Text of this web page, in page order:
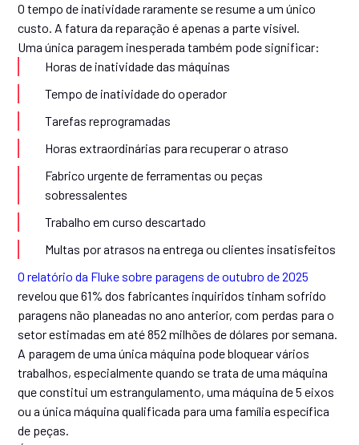
O tempo de inatividade raramente se resume a um único
custo. A fatura da reparação é apenas a parte visível.
Uma única paragem inesperada também pode significar:
Horas de inatividade das máquinas
Tempo de inatividade do operador
Tarefas reprogramadas
Horas extraordinárias para recuperar o atraso
Fabrico urgente de ferramentas ou peças
sobressalentes
Trabalho em curso descartado
Multas por atrasos na entrega ou clientes insatisfeitos
O relatório da Fluke sobre paragens de outubro de 2025
revelou que 61% dos fabricantes inquiridos tinham sofrido
paragens não planeadas no ano anterior, com perdas para o
setor estimadas em até 852 milhões de dólares por semana.
A paragem de uma única máquina pode bloquear vários
trabalhos, especialmente quando se trata de uma máquina
que constitui um estrangulamento, uma máquina de 5 eixos
ou a única máquina qualificada para uma família específica
de peças.